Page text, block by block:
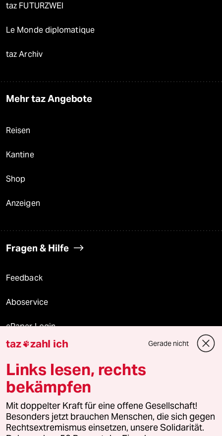
taz FUTURZWEI
Le Monde diplomatique
taz Archiv
Mehr taz Angebote
Reisen
Kantine
Shop
Anzeigen
Fragen & Hilfe
Feedback
Aboservice
ePaper Login
Downloads für Abonnierende
© 2026 taz Verlags und Vertriebs GmbH
Alle Rechte vorbehalten. Bei rechtlichen Fragen oder für Genehmigungen
wenden Sie sich bitte an
lizenzen@taz.de
taz zahl ich Gerade nicht
Links lesen, rechts
bekämpfen
Mit doppelter Kraft für eine offene Gesellschaft!
Besonders jetzt brauchen Menschen, die sich gegen
Rechtsextremismus einsetzen, unsere Solidarität.